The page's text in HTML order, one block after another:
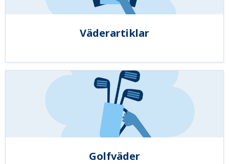
Väderartiklar
Golfväder